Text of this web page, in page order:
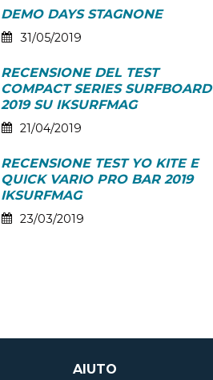
DEMO DAYS STAGNONE
31/05/2019
RECENSIONE DEL TEST
COMPACT SERIES SURFBOARD
2019 SU IKSURFMAG
21/04/2019
RECENSIONE TEST YO KITE E
QUICK VARIO PRO BAR 2019
IKSURFMAG
23/03/2019
AIUTO